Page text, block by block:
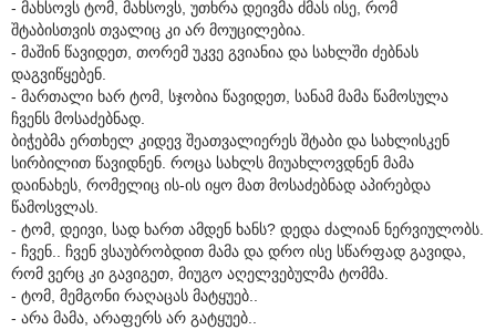
- მახსოვს ტომ, მახსოვს, უთხრა დეივმა ძმას ისე, რომ
შტაბისთვის თვალიც კი არ მოუცილებია.
- მაშინ წავიდეთ, თორემ უკვე გვიანია და სახლში ძებნას
დაგვიწყებენ.
- მართალი ხარ ტომ, სჯობია წავიდეთ, სანამ მამა წამოსულა
ჩვენს მოსაძებნად.
ბიჭებმა ერთხელ კიდევ შეათვალიერეს შტაბი და სახლისკენ
სირბილით წავიდნენ. როცა სახლს მიუახლოვდნენ მამა
დაინახეს, რომელიც ის-ის იყო მათ მოსაძებნად აპირებდა
წამოსვლას.
- ტომ, დეივი, სად ხართ ამდენ ხანს? დედა ძალიან ნერვიულობს.
- ჩვენ.. ჩვენ ვსაუბრობდით მამა და დრო ისე სწარფად გავიდა,
რომ ვერც კი გავიგეთ, მიუგო აღელვებულმა ტომმა.
- ტომ, მემგონი რაღაცას მატყუებ..
- არა მამა, არაფერს არ გატყუებ..